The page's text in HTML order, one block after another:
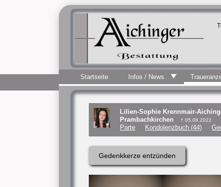
Startseite Infos / News
Lilien-Sophie Krennmair-
Prambachkirchen
† 05.08.2022
Parte Kondolenzbuch (44)
Gedenkkerze entzünden